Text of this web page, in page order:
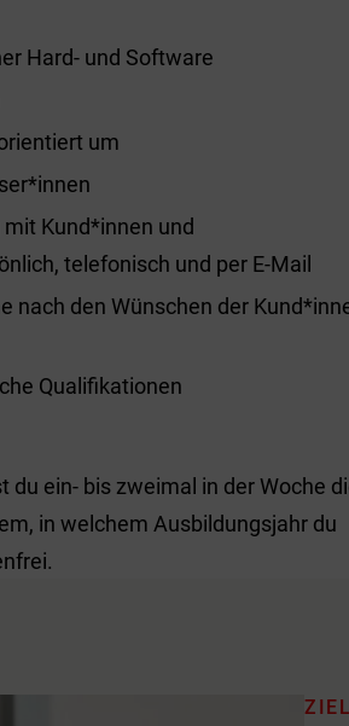
Hard- und Software
um
Kund*innen und
telefonisch und per E-Mail
nach den Wünschen der
Qualifikationen
ein- bis zweimal in der Woche
in welchem Ausbildungsjahr du